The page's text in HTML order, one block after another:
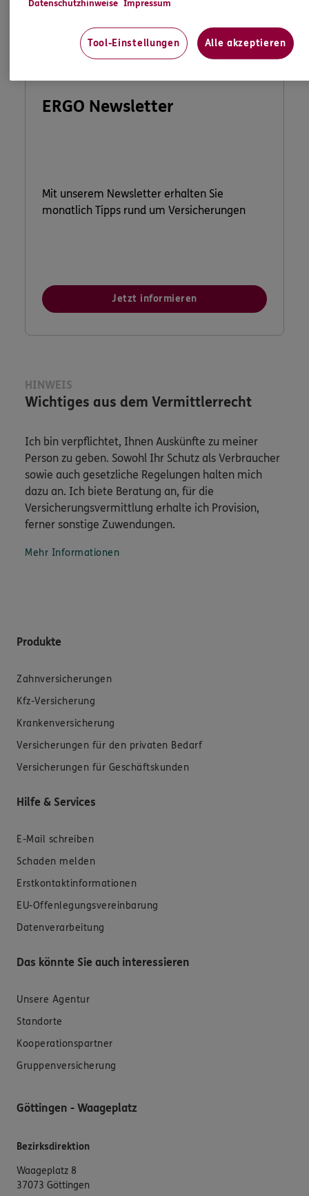
ERGO Newsletter
Mit unserem Newsletter erhalten Sie
monatlich Tipps rund um Versicherungen
Jetzt informieren
HINWEIS
Wichtiges aus dem Vermittlerrecht
Ich bin verpflichtet, Ihnen Auskünfte zu meiner
Person zu geben. Sowohl Ihr Schutz als Verbraucher
sowie auch gesetzliche Regelungen halten mich
dazu an. Ich biete Beratung an, für die
Versicherungsvermittlung erhalte ich Provision,
ferner sonstige Zuwendungen.
Mehr Informationen
Produkte
Zahnversicherungen
Kfz-Versicherung
Krankenversicherung
Versicherungen für den privaten Bedarf
Versicherungen für Geschäftskunden
Hilfe & Services
E-Mail schreiben
Schaden melden
Erstkontaktinformationen
EU-Offenlegungsvereinbarung
Datenverarbeitung
Das könnte Sie auch interessieren
Unsere Agentur
Standorte
Kooperationspartner
Gruppenversicherung
Göttingen - Waageplatz
Bezirksdirektion
Waageplatz 8
37073 Göttingen
Datenschutzhinweise Impressum
Tool-Einstellungen Alle akzeptieren